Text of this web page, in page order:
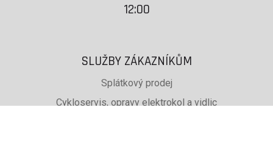
12:00
SLUŽBY ZÁKAZNÍKŮM
Splátkový prodej
Cykloservis, opravy elektrokol a vidlic